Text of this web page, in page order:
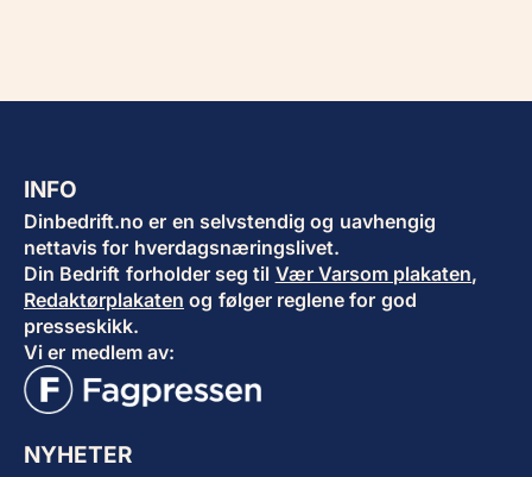
INFO
Dinbedrift.no er en selvstendig og uavhengig
nettavis for hverdagsnæringslivet.
Din Bedrift forholder seg til Vær Varsom plakaten,
Redaktørplakaten og følger reglene for god
presseskikk.
Vi er medlem av:
NYHETER